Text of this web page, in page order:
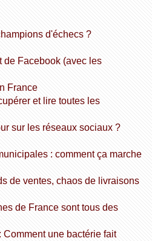
d'échecs ?
France
sur les réseaux sociaux ?